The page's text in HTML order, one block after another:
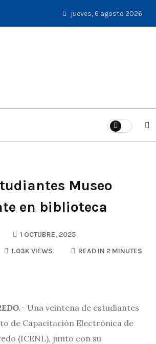
jueves, 6 agosto 2026
Museo
en biblioteca
1 OCTUBRE, 2025
1.03K VIEWS READ IN 2 MINUTES
Una veintena de estudiantes
de Capacitación Electrónica de
(ICENL), junto con su